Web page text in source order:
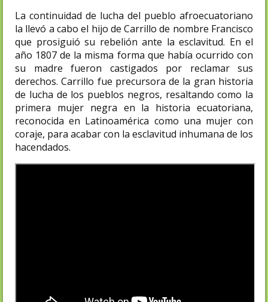
La continuidad de lucha del pueblo afroecuatoriano
la llevó a cabo el hijo de Carrillo de nombre Francisco
que prosiguió su rebelión ante la esclavitud. En el
año 1807 de la misma forma que había ocurrido con
su madre fueron castigados por reclamar sus
derechos. Carrillo fue precursora de la gran historia
de lucha de los pueblos negros, resaltando como la
primera mujer negra en la historia ecuatoriana,
reconocida en Latinoamérica como una mujer con
coraje, para acabar con la esclavitud inhumana de los
hacendados.